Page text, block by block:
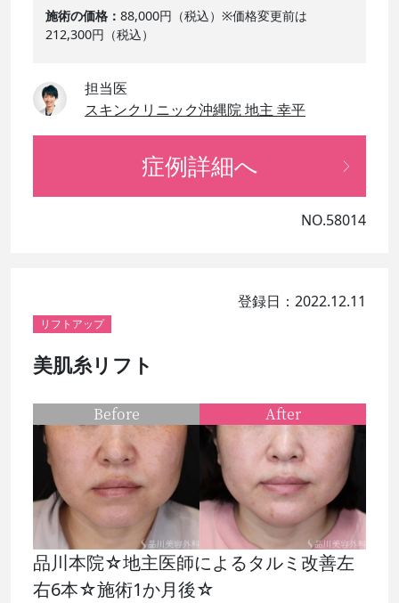
施術の価格
88,000円（税込）※価格変更前は
212,300円（税込）
担当医
スキンクリニック沖縄院 地主 幸平
症例詳細へ
NO.58014
登録日：2022.12.11
リフトアップ
美肌糸リフト
品川本院☆地主医師によるタルミ改善左
右6本☆施術1か月後☆
Before After